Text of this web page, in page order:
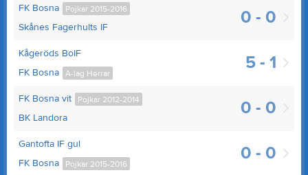
0 - 0
Pojkar 2015-2016
FK Bosna
Skånes Fagerhults IF
5 - 1
Kågeröds BoIF
A-lag Herrar
FK Bosna
0 - 0
Pojkar 2012-2014
FK Bosna vit
BK Landora
0 - 0
Gantofta IF gul
Pojkar 2015-2016
FK Bosna